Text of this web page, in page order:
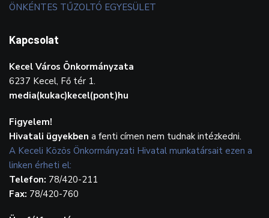
ÖNKÉNTES TŰZOLTÓ EGYESÜLET
Kapcsolat
Kecel Város Önkormányzata
6237 Kecel, Fő tér 1.
media(kukac)kecel(pont)hu
Figyelem!
Hivatali ügyekben a fenti címen nem tudnak intézkedni.
A Keceli Közös Önkormányzati Hivatal munkatársait ezen a
linken érheti el:
Telefon: 78/420-211
Fax: 78/420-760